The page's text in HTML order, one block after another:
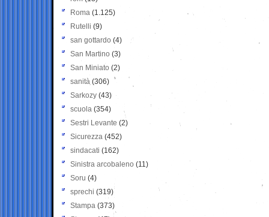
Roma (1.125)
Rutelli (9)
san gottardo (4)
San Martino (3)
San Miniato (2)
sanità (306)
Sarkozy (43)
scuola (354)
Sestri Levante (2)
Sicurezza (452)
sindacati (162)
Sinistra arcobaleno (11)
Soru (4)
sprechi (319)
Stampa (373)